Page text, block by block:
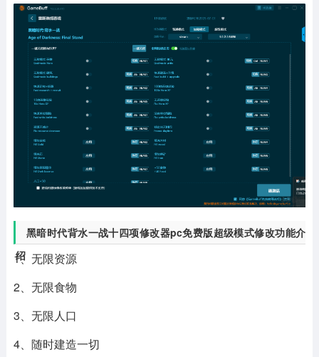
黑暗时代背水一战十四项修改器pc免费版超级模式修改功能介
绍
1、无限资源
2、无限食物
3、无限人口
4、随时建造一切